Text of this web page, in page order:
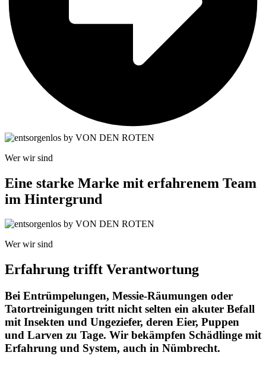
Wer wir sind
Eine starke Marke mit erfahrenem Team
im Hintergrund
Wer wir sind
Erfahrung trifft Verantwortung
Bei Entrümpelungen, Messie-Räumungen oder
Tatortreinigungen tritt nicht selten ein akuter Befall
mit Insekten und Ungeziefer, deren Eier, Puppen
und Larven zu Tage. Wir bekämpfen Schädlinge mit
Erfahrung und System, auch in Nümbrecht.